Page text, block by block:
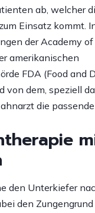
ab, welcher
Einsatz kommt.
der Academy
amerikanischen
FDA (Food and
von dem, speziell
die
den Unterkiefer
den